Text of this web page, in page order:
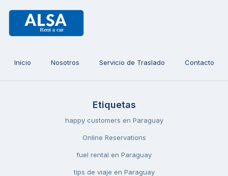
Inicio Nosotros Servicio de Traslado Contacto
Etiquetas
happy customers en Paraguay
Online Reservations
fuel rental en Paraguay
tips de viaje en Paraguay